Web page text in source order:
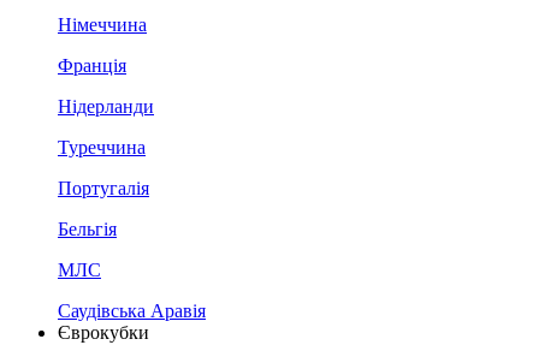
Німеччина
Франція
Нідерланди
Туреччина
Португалія
Бельгія
МЛС
Саудівська Аравія
Єврокубки